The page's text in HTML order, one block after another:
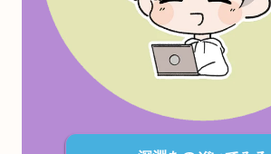
検索上位で中身薄い企業サイトに対抗
口コミでちょっとずつ広がってくれる
書いてほしいテーマなどありました